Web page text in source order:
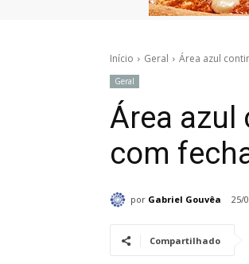
Início Geral Área azul
Geral
Área
com
por Gabriel Gouvêa 25/
Compartilhado